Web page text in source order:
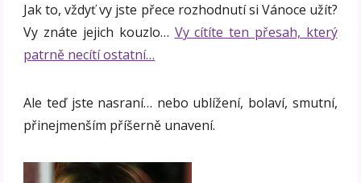
Jak to, vždyť vy jste přece rozhodnutí si Vánoce užít?
Vy znáte jejich kouzlo… Vy cítíte ten přesah, který
patrně necítí ostatní…
Ale teď jste nasraní… nebo ublížení, bolaví, smutní,
přinejmenším příšerně unavení.